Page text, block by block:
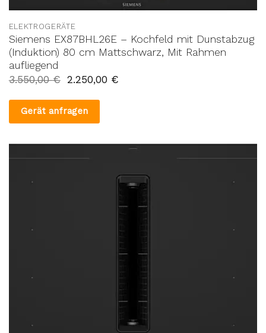
ELEKTROGERÄTE
Siemens EX87BHL26E – Kochfeld mit Dunstabzug
(Induktion) 80 cm Mattschwarz, Mit Rahmen
aufliegend
3.550,00€ 2.250,00 €
Gerät anfragen